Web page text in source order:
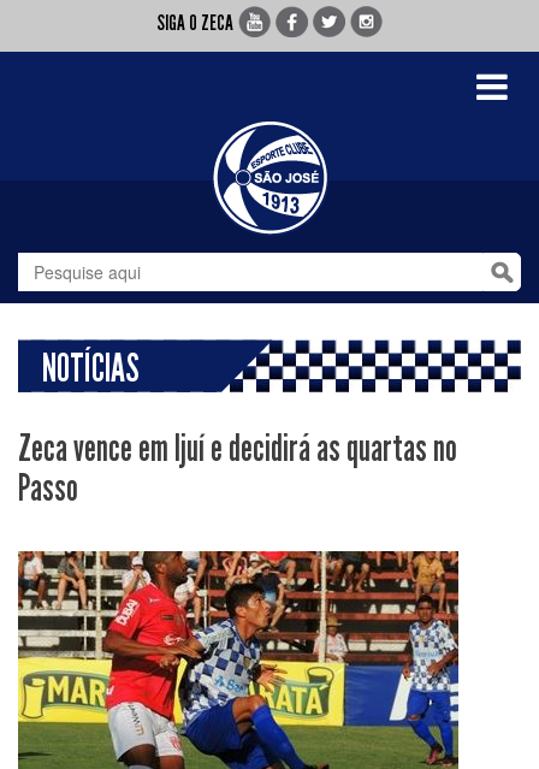
SIGA O ZECA
Toggle
NOTÍCIAS
Zeca vence em Ijuí e decidirá as quartas no
Passo